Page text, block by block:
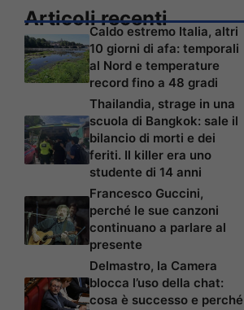
Articoli recenti
Caldo estremo Italia, altri
10 giorni di afa: temporali
al Nord e temperature
record fino a 48 gradi
Thailandia, strage in una
scuola di Bangkok: sale il
bilancio di morti e dei
feriti. Il killer era uno
studente di 14 anni
Francesco Guccini,
perché le sue canzoni
continuano a parlare al
presente
Delmastro, la Camera
blocca l’uso della chat:
cosa è successo e perché